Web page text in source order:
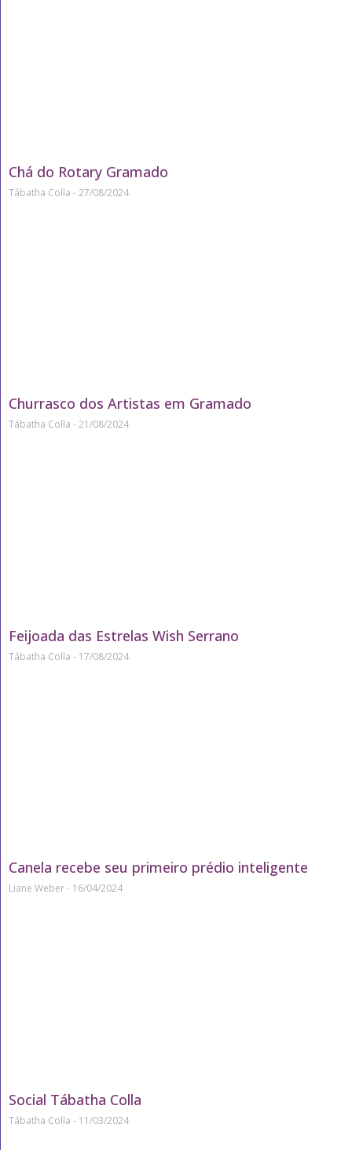
Chá do Rotary Gramado
Tábatha Colla 27/08/2024
Churrasco dos Artistas em Gramado
Tábatha Colla 21/08/2024
Feijoada das Estrelas Wish Serrano
Tábatha Colla 17/08/2024
Canela recebe seu primeiro prédio inteligente
Liane Weber 16/04/2024
Social Tábatha Colla
Tábatha Colla 11/03/2024